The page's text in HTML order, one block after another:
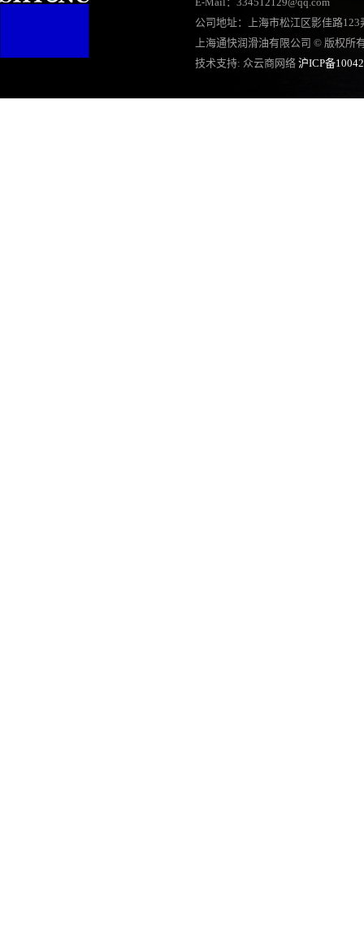
公司地址：上海市松江区影佳路123
上海通快润滑油有限公司 © 版权所
技术支持: 众云商网络 沪ICP备